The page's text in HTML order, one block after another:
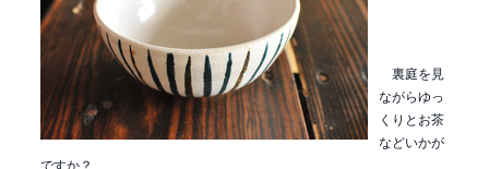
裏庭を見
ながらゆっ
くりとお茶
などいかが
ですか？